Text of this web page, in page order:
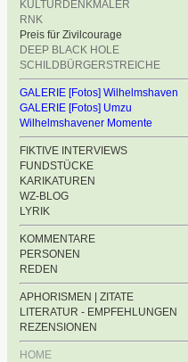
KULTURDENKMÄLER
RNK
Preis für Zivilcourage
DEEP BLACK HOLE
SCHILDBÜRGERSTREICHE
GALERIE [Fotos] Wilhelmshaven
GALERIE [Fotos] Umzu
Wilhelmshavener Momente
FIKTIVE INTERVIEWS
FUNDSTÜCKE
KARIKATUREN
WZ-BLOG
LYRIK
KOMMENTARE
PERSONEN
REDEN
APHORISMEN | ZITATE
LITERATUR - EMPFEHLUNGEN
REZENSIONEN
HOME